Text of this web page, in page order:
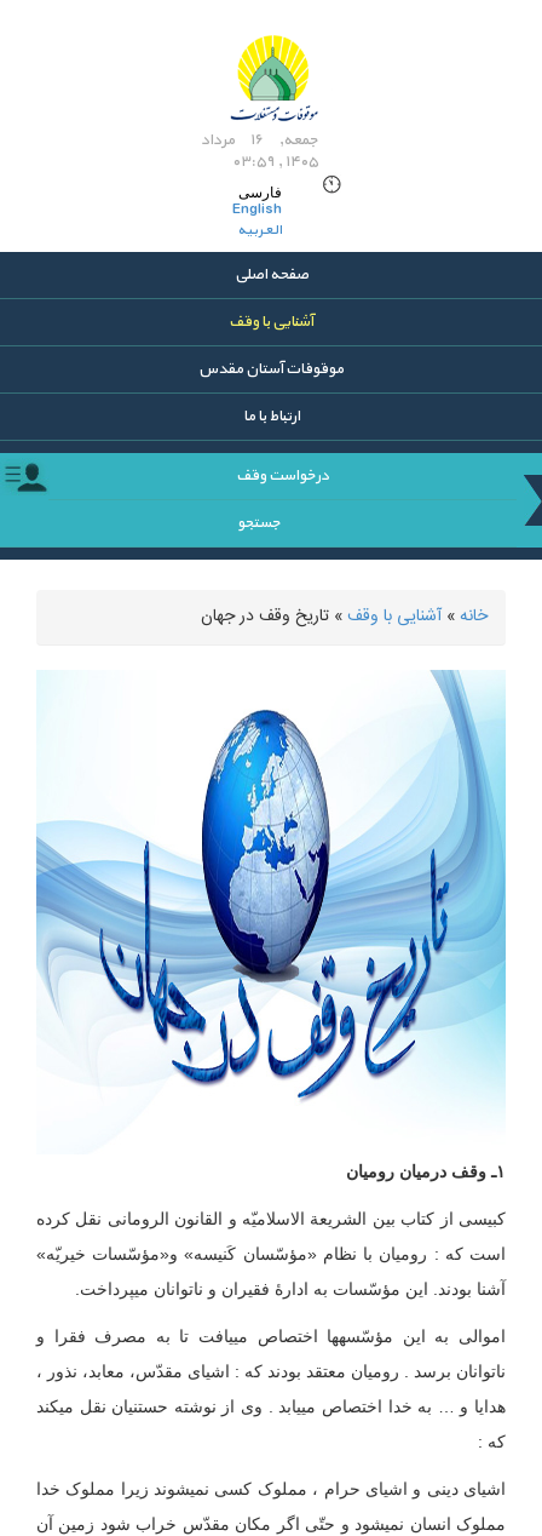
جمعه, ۱۶ مرداد
۱۴۰۵ , ۰۳:۵۹
فارسی
English
العربیه
صفحه اصلی
آشنایی با وقف
موقوفات آستان مقدس
ارتباط با ما
درخواست وقف
جستجو
شما اینجا هستید
خانه» آشنایی با وقف» تاریخ وقف در جهان
۱ـ وقف درمیان رومیان
کبیسی از کتاب بین الشریعة الاسلامیّه و القانون الرومانی نقل کرده
است که : رومیان با نظام «مؤسّسان کَنیسه» و«مؤسّسات خیریّه»
آشنا بودند. این مؤسّسات به ادارۀ فقیران و ناتوانان می‏پرداخت.
اموالی به این مؤسّسه‏ها اختصاص می‏یافت تا به مصرف فقرا و
ناتوانان برسد . رومیان معتقد بودند که : اشیای مقدّس، معابد، نذور ،
هدایا و … به خدا اختصاص می‏یابد . وی از نوشته حستنیان نقل می‏کند
که :
اشیای دینی و اشیای حرام ، مملوک کسی نمی‏شوند زیرا مملوک خدا
مملوک انسان نمی‏شود و حتّی اگر مکان مقدّس خراب شود زمین آن